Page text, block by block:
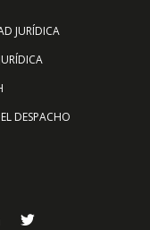
JURÍDICA
DESPACHO